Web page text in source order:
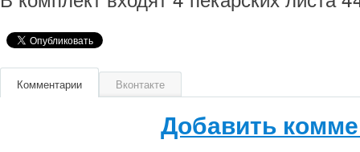
Комментарии Вконтакте
Добавить